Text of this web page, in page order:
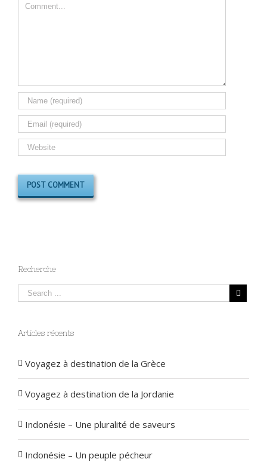
Recherche
Articles récents
Voyagez à destination de la Grèce
Voyagez à destination de la Jordanie
Indonésie – Une pluralité de saveurs
Indonésie – Un peuple pécheur